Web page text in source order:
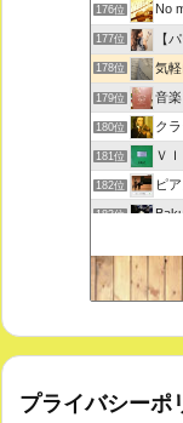
176位 No
177位 【
178位 気軽
179位 音
180位 ク
181位 Ｖ
182位 ピ
183位
185位 と
プライバシーポ